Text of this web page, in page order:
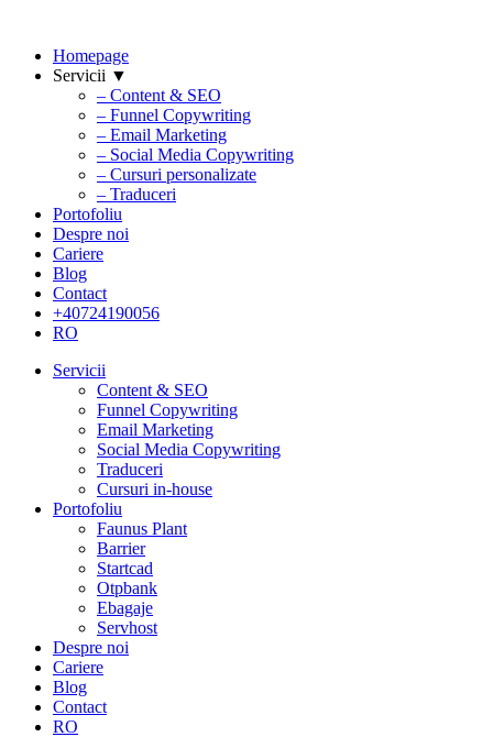
Homepage
Servicii ▼
– Content & SEO
– Funnel Copywriting
– Email Marketing
– Social Media Copywriting
– Cursuri personalizate
– Traduceri
Portofoliu
Despre noi
Cariere
Blog
Contact
+40724190056
RO
Servicii
Content & SEO
Funnel Copywriting
Email Marketing
Social Media Copywriting
Traduceri
Cursuri in-house
Portofoliu
Faunus Plant
Barrier
Startcad
Otpbank
Ebagaje
Servhost
Despre noi
Cariere
Blog
Contact
RO